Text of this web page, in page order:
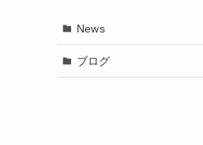
News
ブログ